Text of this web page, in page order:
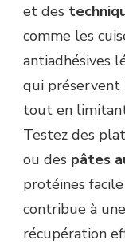
et des
comme les
antiadhésives
qui
tout en
Testez des
ou des pâtes
protéines
contribue à une
récupération